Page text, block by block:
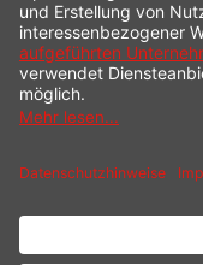
SHOP SERVICE
VERSAND
* Alle Preise inkl.